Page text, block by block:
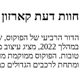
חוות דעת
במהלך 2022,
טובות. הפוקוס ממוקמת
ומתחת לרכבים הגדולים